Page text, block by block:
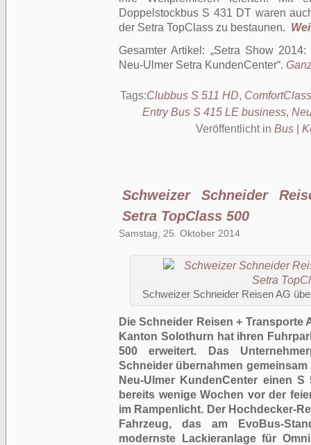
Doppelstockbus S 431 DT waren
der Setra TopClass zu bestaunen.
Gesamter Artikel:
Setra Show 2014:
Neu-Ulmer Setra KundenCenter .
Tags:Clubbus S 511 HD,
Entry Bus S 415 LE business,
Veröffentlicht in Bus|
Schweizer Schneider
Setra TopClass 500
Samstag, 25. Oktober 2014
Schweizer Schneider Reisen AG
Die Schneider Reisen + Transporte
Kanton Solothurn hat ihren
500 erweitert. Das
Schneider übernahmen
Neu-Ulmer KundenCenter einen
bereits wenige Wochen vor der
im Rampenlicht. Der Hochdecker-
Fahrzeug, das am EvoBus-
modernste Lackieranlage für